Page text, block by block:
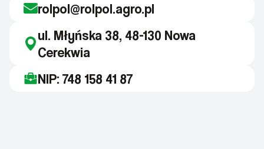
rolpol@rolpol.agro.pl
ul. Młyńska 38, 48-130 Nowa
Cerekwia
NIP: 748 158 41 87